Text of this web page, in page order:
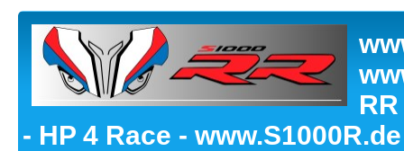
- HP 4 Race -